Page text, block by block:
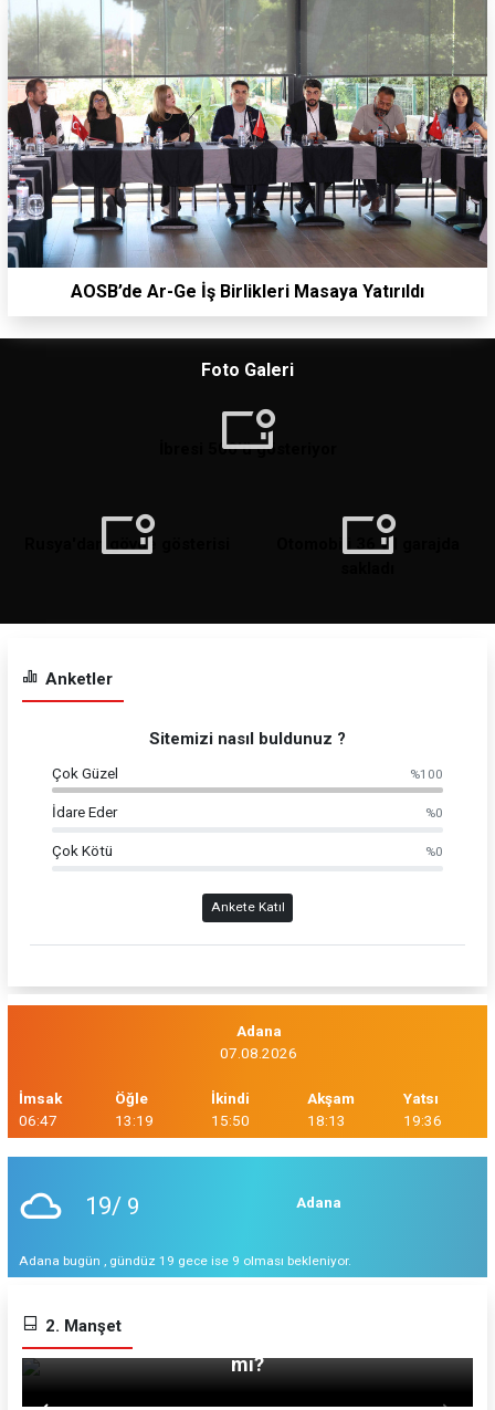
AOSB’de Ar-Ge İş Birlikleri Masaya Yatırıldı
Foto Galeri
İbresi 500'ü gösteriyor
Rusya'dan gövde gösterisi
Otomobili 36 yıl garajda
Anketler
Sitemizi nasıl buldunuz ?
Çok Güzel %100
İdare Eder %0
Çok Kötü %0
Ankete Katıl
Adana
07.08.2026
İmsak
06:47
Öğle
13:19
İkindi
15:50
Akşam
18:13
Yatsı
19:36
19/ 9 Adana
Adana bugün , gündüz 19 gece ise 9 olması bekleniyor.
2. Manşet
birimini yeni bir dalgalı kur sistemine geçirir
mi?